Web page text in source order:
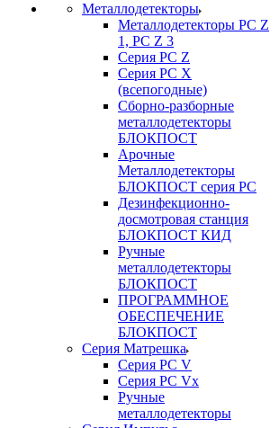
Металлодетекторы
Металлодетекторы РС Z
1, PC Z 3
Серия РС Z
Серия РС X
(всепогодные)
Сборно-разборные
металлодетекторы
БЛОКПОСТ
Арочные
Металлодетекторы
БЛОКПОСТ серия РС
Дезинфекционно-
досмотровая станция
БЛОКПОСТ КИД
Ручные
металлодетекторы
БЛОКПОСТ
ПРОГРАММНОЕ
ОБЕСПЕЧЕНИЕ
БЛОКПОСТ
Серия Матрешка
Серия PC V
Серия PC Vx
Ручные
металлодетекторы